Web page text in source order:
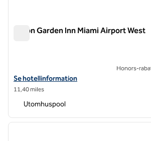
Hilton Garden Inn Miami Airport West
Visa hotelluppgifter för Hilton Garden Inn
Se hotellinformation
11,40 miles
Honors-
Utomhuspool
1 av 12